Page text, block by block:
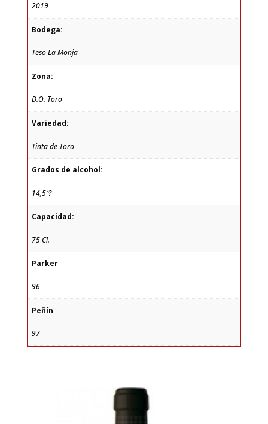
2019
Bodega:
Teso La Monja
Zona:
D.O. Toro
Variedad:
Tinta de Toro
Grados de alcohol:
14,5º?
Capacidad:
75 Cl.
Parker
96
Peñín
97